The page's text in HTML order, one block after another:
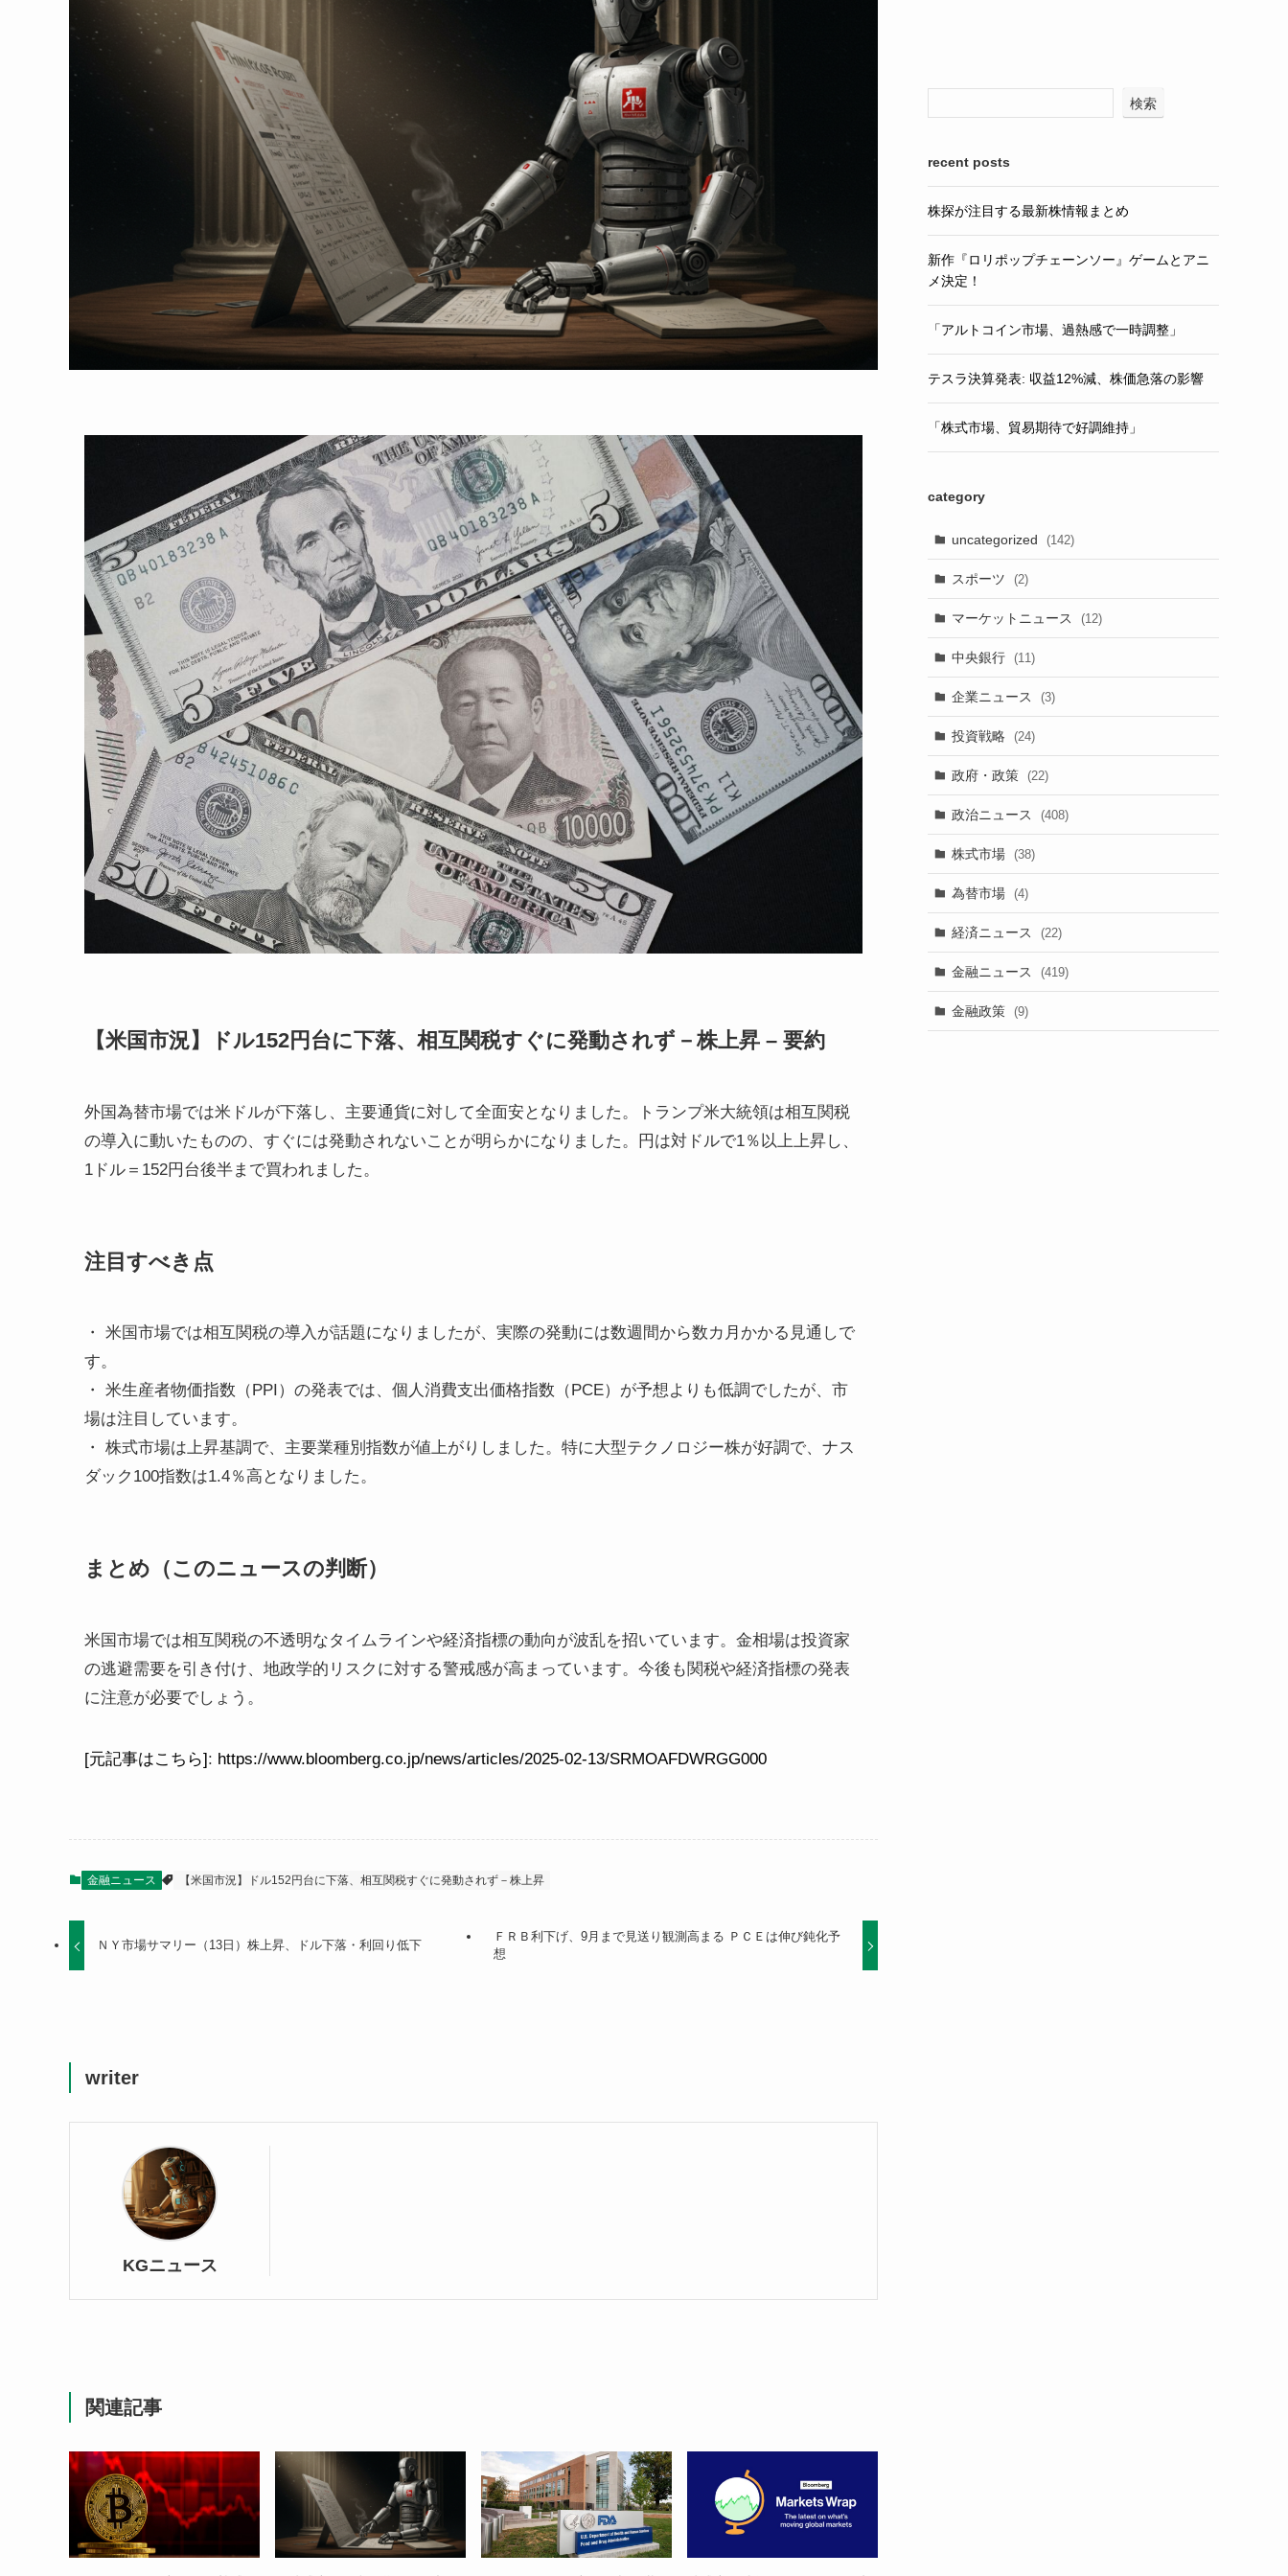
【米国市況】ドル152円台に下落、相互関税すぐに発動されず－株上昇 – 要約
外国為替市場では米ドルが下落し、主要通貨に対して全面安となりました。トランプ米大統領は相互関税
の導入に動いたものの、すぐには発動されないことが明らかになりました。円は対ドルで1％以上上昇し、
1ドル＝152円台後半まで買われました。
注目すべき点
・ 米国市場では相互関税の導入が話題になりましたが、実際の発動には数週間から数カ月かかる見通しで
す。
・ 米生産者物価指数（PPI）の発表では、個人消費支出価格指数（PCE）が予想よりも低調でしたが、市
場は注目しています。
・ 株式市場は上昇基調で、主要業種別指数が値上がりしました。特に大型テクノロジー株が好調で、ナス
ダック100指数は1.4％高となりました。
まとめ（このニュースの判断）
米国市場では相互関税の不透明なタイムラインや経済指標の動向が波乱を招いています。金相場は投資家
の逃避需要を引き付け、地政学的リスクに対する警戒感が高まっています。今後も関税や経済指標の発表
に注意が必要でしょう。
[元記事はこちら]: https://www.bloomberg.co.jp/news/articles/2025-02-13/SRMOAFDWRGG000
金融ニュース 【米国市況】ドル152円台に下落、相互関税すぐに発動されず－株上昇
ＮＹ市場サマリー（13日）株上昇、ドル下落・利回り低下
ＦＲＢ利下げ、9月まで見送り観測高まる ＰＣＥは伸び鈍化予
想
writer
KGニュース
関連記事
検索
recent posts
株探が注目する最新株情報まとめ
新作『ロリポップチェーンソー』ゲームとアニ
メ決定！
「アルトコイン市場、過熱感で一時調整」
テスラ決算発表: 収益12%減、株価急落の影響
「株式市場、貿易期待で好調維持」
category
uncategorized (142)
スポーツ (2)
マーケットニュース (12)
中央銀行 (11)
企業ニュース (3)
投資戦略 (24)
政府・政策 (22)
政治ニュース (408)
株式市場 (38)
為替市場 (4)
経済ニュース (22)
金融ニュース (419)
金融政策 (9)